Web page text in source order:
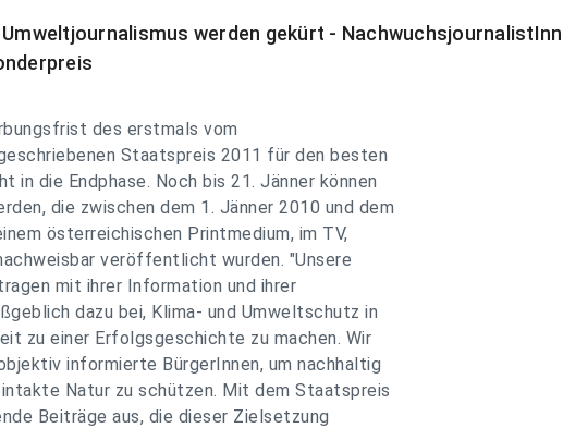
werden gekürt -
des erstmals vom
Staatspreis 2011 für den besten
in die Endphase. Noch bis 21. Jänner können
die zwischen dem 1. Jänner 2010 und dem
österreichischen Printmedium, im TV,
veröffentlicht wurden. "Unsere
mit ihrer Information und ihrer
dazu bei, Klima- und Umweltschutz in
zu einer Erfolgsgeschichte zu machen. Wir
informierte BürgerInnen, um nachhaltig
intakte Natur zu schützen. Mit dem Staatspreis
Beiträge aus, die dieser Zielsetzung